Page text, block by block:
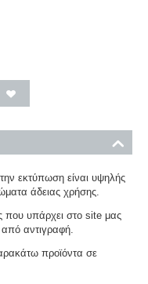
εκτύπωση είναι υψηλής
άδειας χρήσης.
που υπάρχει στο site μας
αντιγραφή.
προϊόντα σε